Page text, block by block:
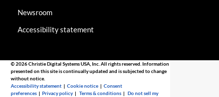
Newsroom
Accessibility statement
© 2026 Christie Digital Systems USA, Inc. All rights reserved. Information
presented on this site is continually updated and is subjected to change
without notice.
Accessibility statement |Cookie notice |Consent
preferences |Privacy policy |Terms & conditions |Do not sell my